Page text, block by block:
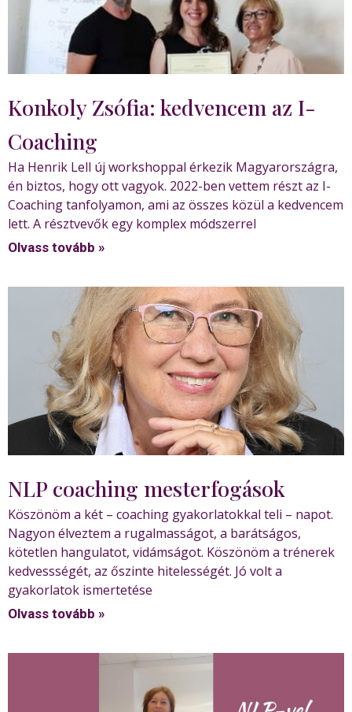
Konkoly Zsófia: kedvencem az I-
Coaching
Ha Henrik Lell új workshoppal érkezik Magyarországra,
én biztos, hogy ott vagyok. 2022-ben vettem részt az I-
Coaching tanfolyamon, ami az összes közül a kedvencem
lett. A résztvevők egy komplex módszerrel
Olvass tovább »
NLP coaching mesterfogások
Köszönöm a két – coaching gyakorlatokkal teli – napot.
Nagyon élveztem a rugalmasságot, a barátságos,
kötetlen hangulatot, vidámságot. Köszönöm a trénerek
kedvessségét, az őszinte hitelességét. Jó volt a
gyakorlatok ismertetése
Olvass tovább »